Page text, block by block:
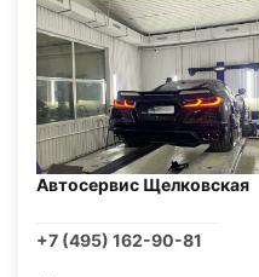
Автосервис Щелковская
+7 (495) 162-90-81